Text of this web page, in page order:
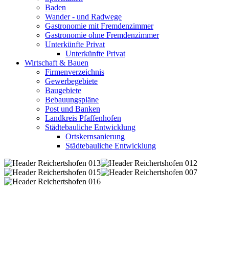
Baden
Wander - und Radwege
Gastronomie mit Fremdenzimmer
Gastronomie ohne Fremdenzimmer
Unterkünfte Privat
Unterkünfte Privat
Wirtschaft & Bauen
Firmenverzeichnis
Gewerbegebiete
Baugebiete
Bebauungspläne
Post und Banken
Landkreis Pfaffenhofen
Städtebauliche Entwicklung
Ortskernsanierung
Städtebauliche Entwicklung